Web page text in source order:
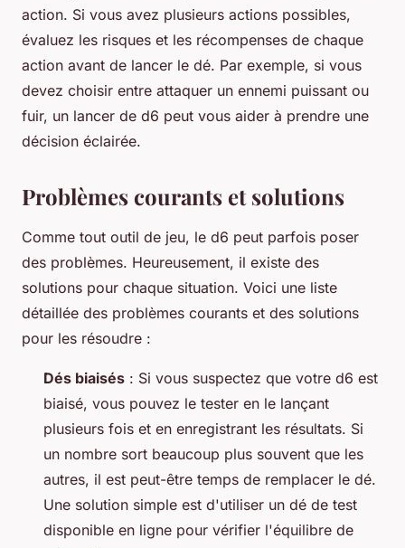
action. Si vous avez plusieurs actions possibles,
évaluez les risques et les récompenses de chaque
action avant de lancer le dé. Par exemple, si vous
devez choisir entre attaquer un ennemi puissant ou
fuir, un lancer de d6 peut vous aider à prendre une
décision éclairée.
Problèmes courants et solutions
Comme tout outil de jeu, le d6 peut parfois poser
des problèmes. Heureusement, il existe des
solutions pour chaque situation. Voici une liste
détaillée des problèmes courants et des solutions
pour les résoudre :
Dés biaisés : Si vous suspectez que votre d6 est
biaisé, vous pouvez le tester en le lançant
plusieurs fois et en enregistrant les résultats. Si
un nombre sort beaucoup plus souvent que les
autres, il est peut-être temps de remplacer le dé.
Une solution simple est d'utiliser un dé de test
disponible en ligne pour vérifier l'équilibre de